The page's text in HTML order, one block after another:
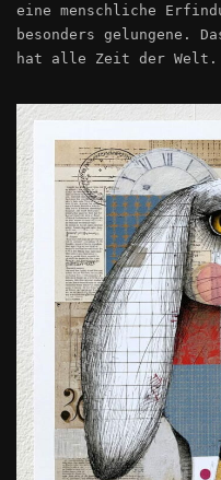
eine menschliche
besonders gelungene.
hat alle Zeit der Welt.